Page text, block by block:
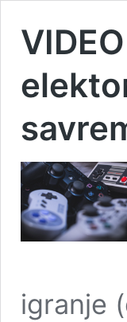
igranje